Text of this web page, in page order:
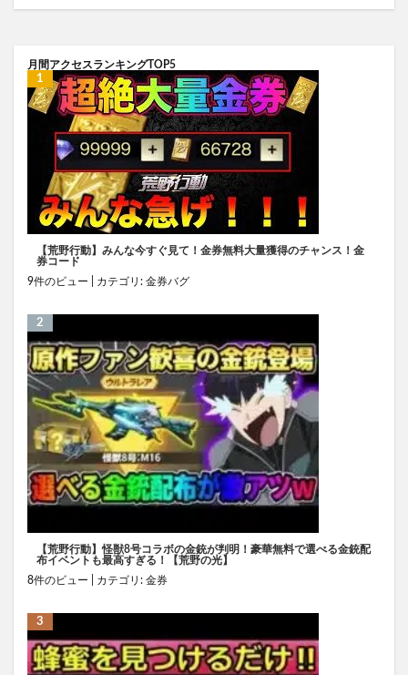
月間アクセスランキングTOP5
【荒野行動】みんな今すぐ見て！金券無料大量獲得のチャンス！金
券コード
9件のビュー
カテゴリ: 金券バグ
【荒野行動】怪獣8号コラボの金銃が判明！豪華無料で選べる金銃配
布イベントも最高すぎる！【荒野の光】
8件のビュー
カテゴリ: 金券